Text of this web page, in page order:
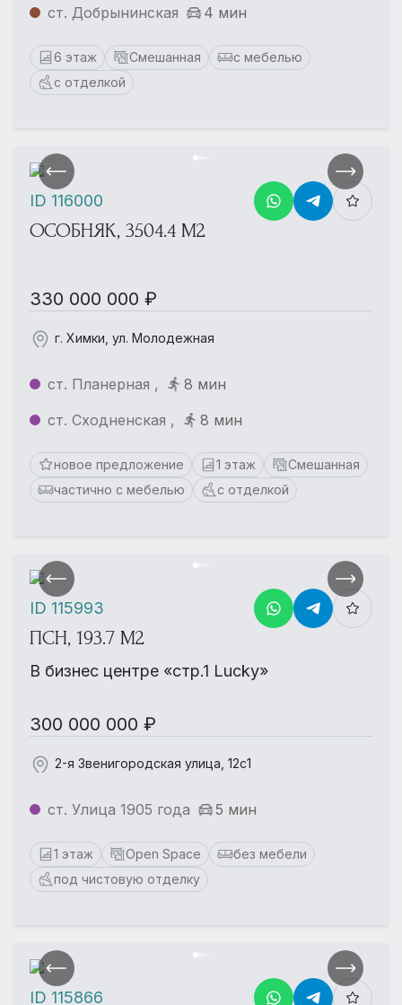
ст. Добрынинская
4 мин
6 этаж Смешанная
с мебелью
с отделкой
ОСОБНЯК, 3504.4 М2
330 000 000 ₽
г. Химки, ул. Молодежная
ст. Планерная ,
8 мин
ст. Сходненская ,
8 мин
новое предложение 1 этаж
Смешанная
частично с мебелью
с отделкой
ID 116000
ПСН, 193.7 М2
В бизнес центре «стр.1 Lucky»
300 000 000 ₽
2-я Звенигородская улица, 12с1
ст. Улица 1905 года 5 мин
1 этаж Open Space
без мебели
под чистовую отделку
ID 115993
ID 115866